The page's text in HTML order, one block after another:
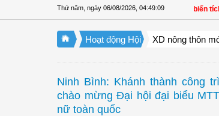
Thứ năm, ngày 06/08/2026 04:49:10
Đề án 01 tạo chuyển biến tích
Hoạt động Hội XD nông thôn
Ninh Bình: Khánh thành công
chào mừng Đại hội đại biểu
nữ toàn quốc